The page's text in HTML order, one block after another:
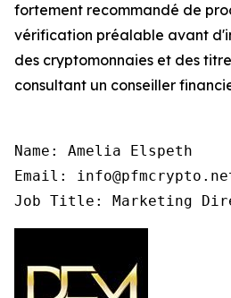
fortement recommandé de
vérification préalable avant
des cryptomonnaies et des
consultant un conseiller
Name: Amelia Elspeth
Email:
Job Title: Marketing